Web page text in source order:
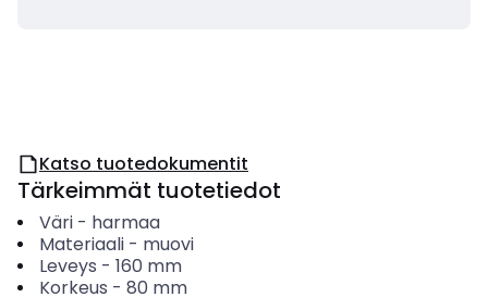
Katso tuotedokumentit
Tärkeimmät tuotetiedot
Väri- harmaa
Materiaali- muovi
Leveys - 160 mm
Korkeus - 80 mm